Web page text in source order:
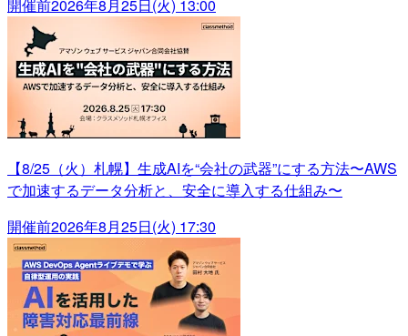
開催前2026年8月25日(火) 13:00
【8/25（火）札幌】生成AIを“会社の武器”にする方法〜AWS
で加速するデータ分析と、安全に導入する仕組み〜
開催前2026年8月25日(火) 17:30